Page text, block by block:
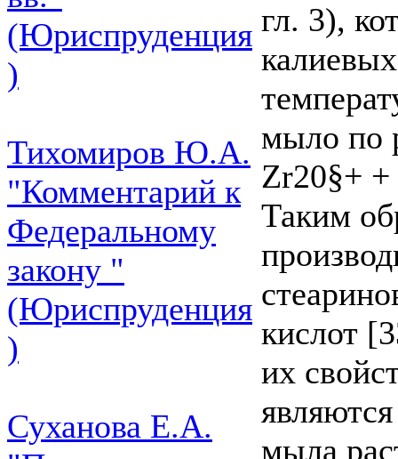
(Юриспруденция
)
Тихомиров Ю.А.
"Комментарий к
Федеральному
закону "
(Юриспруденция
)
Суханова Е.А.
гл. 3),
мыло по
Zr20§+
Таким
кислот
их
мыла